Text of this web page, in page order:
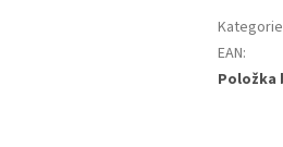
Kategorie
EAN:
Položka